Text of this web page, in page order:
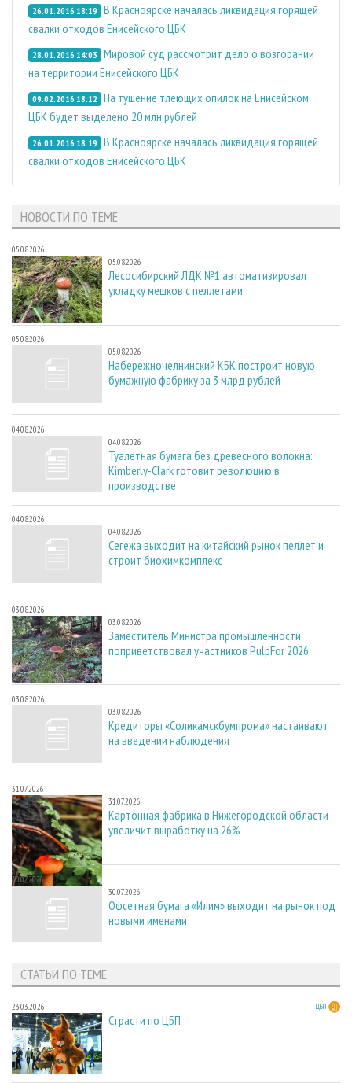
26.01.2016 18:19 В Красноярске началась ликвидация горящей
свалки отходов Енисейского ЦБК
28.01.2016 14:03 Мировой суд рассмотрит дело о возгорании
на территории Енисейского ЦБК
09.02.2016 18:12 На тушение тлеющих опилок на Енисейском
ЦБК будет выделено 20 млн рублей
26.01.2016 18:19 В Красноярске началась ликвидация горящей
свалки отходов Енисейского ЦБК
НОВОСТИ ПО ТЕМЕ
05.08.2026
05.08.2026
Лесосибирский ЛДК №1 автоматизировал
укладку мешков с пеллетами
05.08.2026
05.08.2026
Набережночелнинский КБК построит новую
бумажную фабрику за 3 млрд рублей
04.08.2026
04.08.2026
Туалетная бумага без древесного волокна:
Kimberly-Clark готовит революцию в
производстве
04.08.2026
04.08.2026
Сегежа выходит на китайский рынок пеллет и
строит биохимкомплекс
03.08.2026
03.08.2026
Заместитель Министра промышленности
поприветствовал участников PulpFor 2026
03.08.2026
03.08.2026
Кредиторы «Соликамскбумпрома» настаивают
на введении наблюдения
31.07.2026
31.07.2026
Картонная фабрика в Нижегородской области
увеличит выработку на 26%
30.07.2026
30.07.2026
Офсетная бумага «Илим» выходит на рынок под
новыми именами
СТАТЬИ ПО ТЕМЕ
23.03.2026 ЦБП
Страсти по ЦБП